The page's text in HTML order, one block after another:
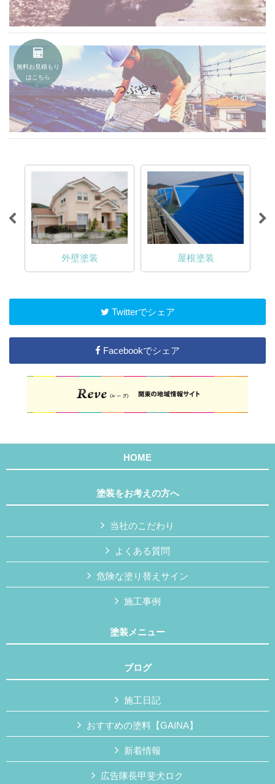
つぶやき
外壁塗装 屋根塗装
Twitterでシェア
Facebookでシェア
HOME
塗装をお考えの方へ
当社のこだわり
よくある質問
危険な塗り替えサイン
施工事例
塗装メニュー
ブログ
施工日記
おすすめの塗料【GAINA】
新着情報
広告隊長甲斐犬ロク
無料お見積もり
はこちら